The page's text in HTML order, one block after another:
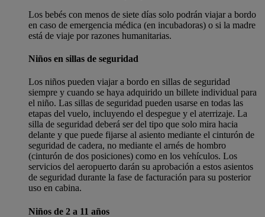
Los bebés con menos de siete días solo podrán viajar a bordo
en caso de emergencia médica (en incubadoras) o si la madre
está de viaje por razones humanitarias.
Niños en sillas de seguridad
Los niños pueden viajar a bordo en sillas de seguridad
siempre y cuando se haya adquirido un billete individual para
el niño. Las sillas de seguridad pueden usarse en todas las
etapas del vuelo, incluyendo el despegue y el aterrizaje. La
silla de seguridad deberá ser del tipo que solo mira hacia
delante y que puede fijarse al asiento mediante el cinturón de
seguridad de cadera, no mediante el arnés de hombro
(cinturón de dos posiciones) como en los vehículos. Los
servicios del aeropuerto darán su aprobación a estos asientos
de seguridad durante la fase de facturación para su posterior
uso en cabina.
Niños de 2 a 11 años